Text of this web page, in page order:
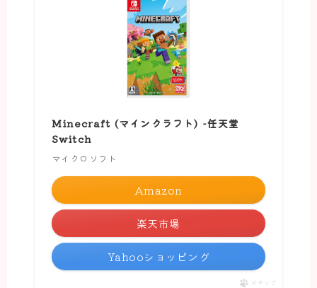
Minecraft (マインクラフト) -任天堂
Switch
マイクロソフト
Amazon
楽天市場
Yahooショッピング
ポチップ